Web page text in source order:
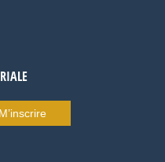
M’inscrire